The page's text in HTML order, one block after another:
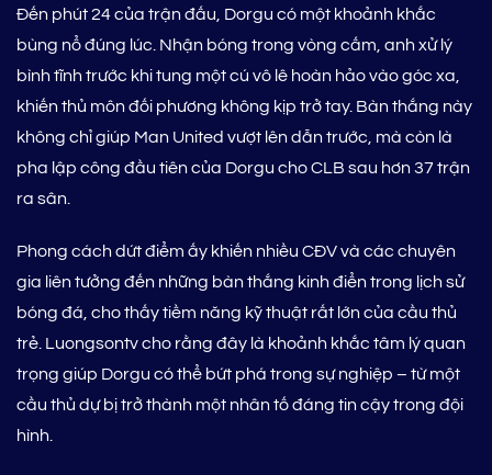
Đến phút 24 của trận đấu, Dorgu có một khoảnh khắc
bùng nổ đúng lúc. Nhận bóng trong vòng cấm, anh xử lý
bình tĩnh trước khi tung một cú vô lê hoàn hảo vào góc xa,
khiến thủ môn đối phương không kịp trở tay. Bàn thắng này
không chỉ giúp Man United vượt lên dẫn trước, mà còn là
pha lập công đầu tiên của Dorgu cho CLB sau hơn 37 trận
ra sân.
Phong cách dứt điểm ấy khiến nhiều CĐV và các chuyên
gia liên tưởng đến những bàn thắng kinh điển trong lịch sử
bóng đá, cho thấy tiềm năng kỹ thuật rất lớn của cầu thủ
trẻ. Luongsontv cho rằng đây là khoảnh khắc tâm lý quan
trọng giúp Dorgu có thể bứt phá trong sự nghiệp – từ một
cầu thủ dự bị trở thành một nhân tố đáng tin cậy trong đội
hình.